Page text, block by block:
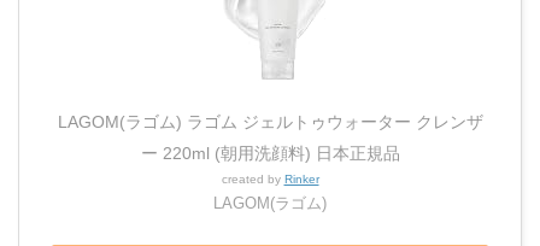
LAGOM(ラゴム) ラゴム ジェルトゥウォーター クレンザ
ー 220ml (朝用洗顔料) 日本正規品
created by Rinker
LAGOM(ラゴム)